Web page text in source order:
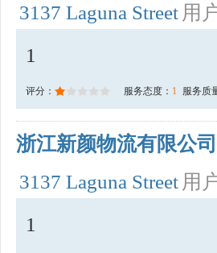
3137 Laguna Street 用
1
评分： 服务态度： 1 服务质
浙江新颜物流有限公司
3137 Laguna Street 用
1